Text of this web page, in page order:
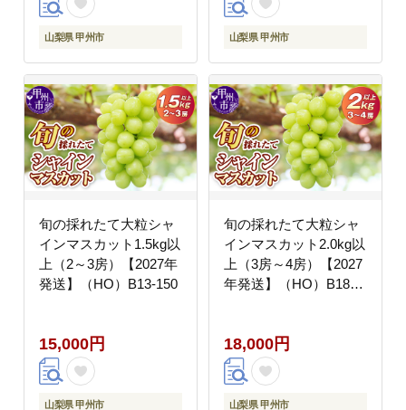
山梨県 甲州市 山梨県 甲州市
旬の採れたて大粒シャ
インマスカット1.5kg以
上（2～3房）【2027年
発送】（HO）B13-150
15,000円
山梨県 甲州市
旬の採れたて大粒シャ
インマスカット2.0kg以
上（3房～4房）【2027
年発送】（HO）B18-
18,000円
山梨県 甲州市